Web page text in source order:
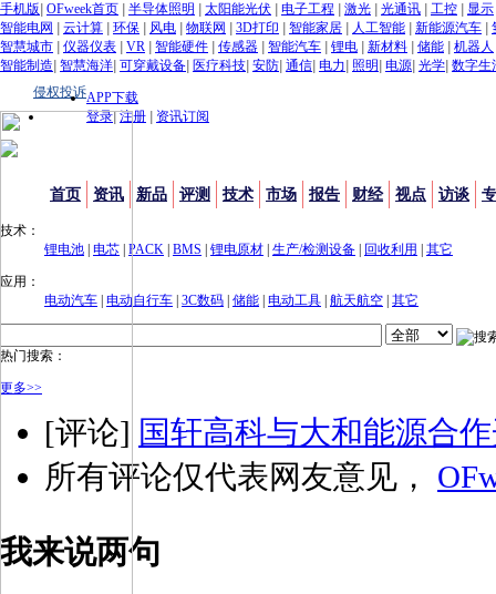
手机版 OFweek首页 半导体照明 太阳能光伏 电子工程 激光 光通讯 工控
显示
智能电网
云计算 环保 风电 物联网 3D打印 智能家居 人工智能 新能源汽车
智慧城市
仪器仪表 VR 智能硬件 传感器 智能汽车 锂电 新材料 储能
机器人
智能制造 智慧海洋 可穿戴设备 医疗科技 安防 通信 电力 照明 电源 光学 数字生
侵权投诉APP下载
登录| 注册 资讯订阅
首页 资讯 新品 评测 技术 市场 报告 财经 视点 访谈
技术：
锂电池 电芯 PACK BMS 锂电原材 生产/检测设备 回收利用 其它
应用：
电动汽车 电动自行车 3C数码 储能 电动工具 航天航空 其它
热门搜索：
更多>>
[评论] 国轩高科与大和能源合
所有评论仅代表网友意见，
我来说两句